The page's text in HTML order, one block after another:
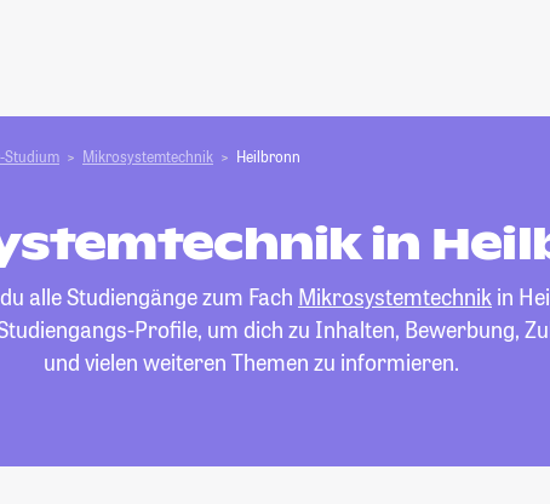
Studium Mikrosystemtechnik Heilbronn
in
alle Studiengänge zum Fach Mikrosystemtechnik in
Profile, um dich zu Inhalten, Bewerbung,
und vielen weiteren Themen zu informieren.